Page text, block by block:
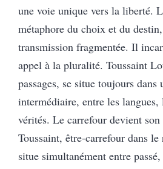
une voie unique vers la liberté.
métaphore du choix et du
transmission fragmentée. Il
appel à la pluralité. Toussaint
passages, se situe toujours dans
intermédiaire, entre les
vérités. Le carrefour devient
Toussaint, être-carrefour dans
situe simultanément entre